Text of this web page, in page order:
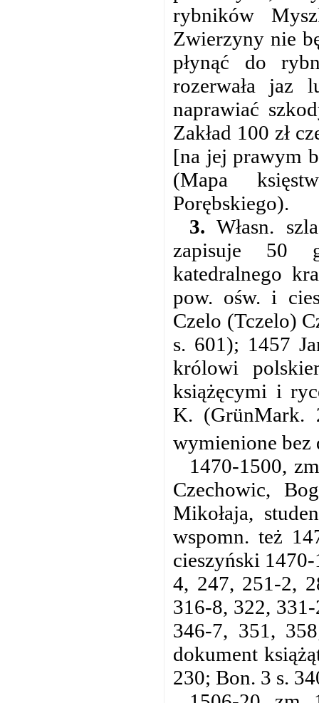
rybników
Zwierzyny nie
płynąć do
rozerwała jaz
naprawiać
Zakład 100 zł
[na jej prawym
(Mapa
Porębskiego).
3. Własn.
zapisuje 50
katedralnego
pow. ośw. i
Czelo (Tczelo)
s. 601); 1457
królowi
książęcymi i
K.
wymienione bez
1470-1500,
Czechowic,
Mikołaja,
wspomn. też
cieszyński
4, 247, 251-2,
316-8, 322,
346-7, 351,
dokument
230; Bon. 3 s.